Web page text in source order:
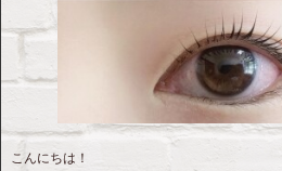
こんにちは！